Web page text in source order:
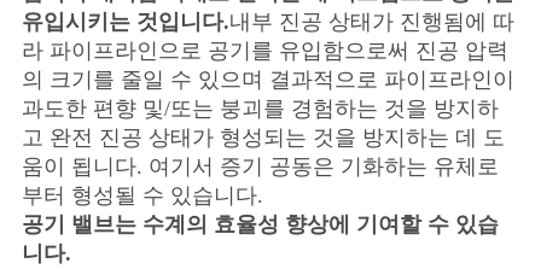
유입시키는 것입니다.내부 진공 상태가 진행됨에 따
라 파이프라인으로 공기를 유입함으로써 진공 압력
의 크기를 줄일 수 있으며 결과적으로 파이프라인이
과도한 편향 및/또는 붕괴를 경험하는 것을 방지하
고 완전 진공 상태가 형성되는 것을 방지하는 데 도
움이 됩니다. 여기서 증기 공동은 기화하는 유체로
부터 형성될 수 있습니다.
공기 밸브는 수계의 효율성 향상에 기여할 수 있습
니다.